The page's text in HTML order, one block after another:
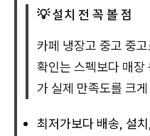
💡 설치 전 꼭 볼 점
카페 냉장고 중고 중
확인는 스펙보다 매장
가 실제 만족도를 크
최저가보다 배송, 설